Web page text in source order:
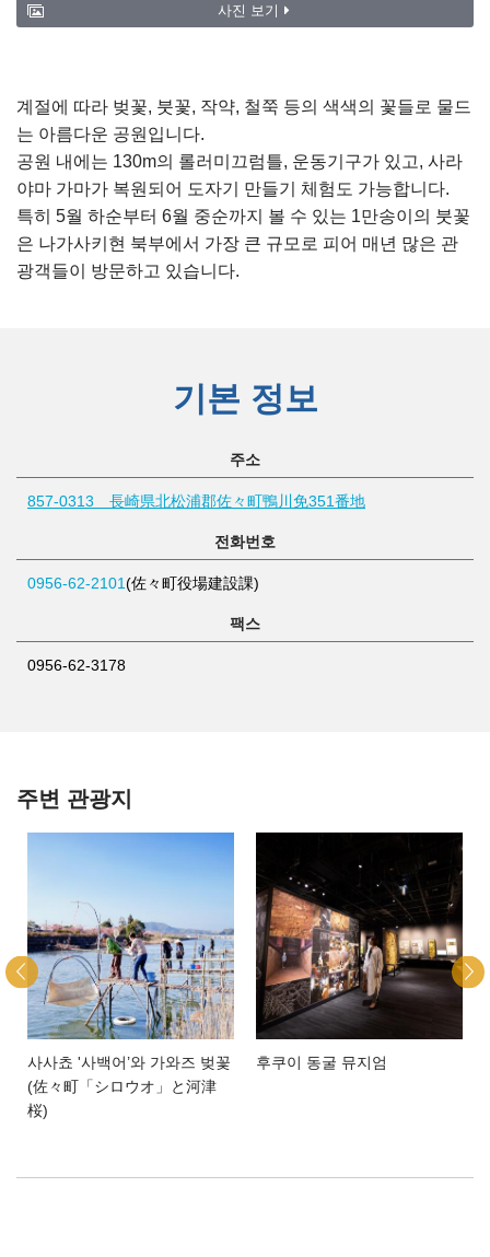
사진 보기
계절에 따라 벚꽃, 붓꽃, 작약, 철쭉 등의 색색의 꽃들로 물드
는 아름다운 공원입니다.
공원 내에는 130m의 롤러미끄럼틀, 운동기구가 있고, 사라
야마 가마가 복원되어 도자기 만들기 체험도 가능합니다.
특히 5월 하순부터 6월 중순까지 볼 수 있는 1만송이의 붓꽃
은 나가사키현 북부에서 가장 큰 규모로 피어 매년 많은 관
광객들이 방문하고 있습니다.
기본 정보
주소
857-0313 長崎県北松浦郡佐々町鴨川免351番地
전화번호
0956-62-2101(佐々町役場建設課)
팩스
0956-62-3178
주변 관광지
사사쵸 '사백어’와 가와즈 벚꽃
(佐々町「シロウオ」と河津
桜)
후쿠이 동굴 뮤지엄